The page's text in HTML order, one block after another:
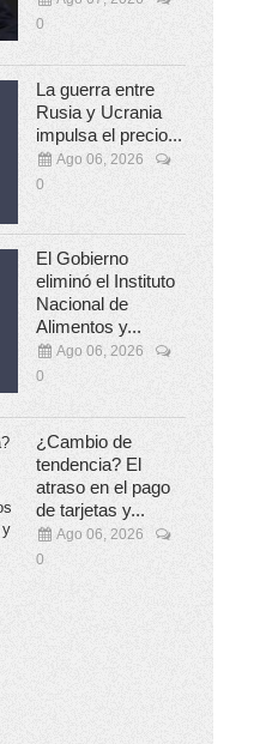
0
La guerra entre
Rusia y Ucrania
impulsa el precio...
Ago 06, 2026
0
El Gobierno
eliminó el Instituto
Nacional de
Alimentos y...
Ago 06, 2026
0
¿Cambio de
tendencia? El
atraso en el pago
de tarjetas y...
Ago 06, 2026
0